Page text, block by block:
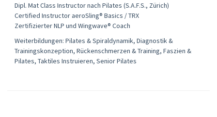
Dipl. Mat Class Instructor nach Pilates (S.A.F.S., Zürich)
Certified Instructor aeroSling® Basics / TRX
Zertifizierter NLP und Wingwave® Coach
Weiterbildungen: Pilates & Spiraldynamik, Diagnostik &
Trainingskonzeption, Rückenschmerzen & Training, Faszien &
Pilates, Taktiles Instruieren, Senior Pilates